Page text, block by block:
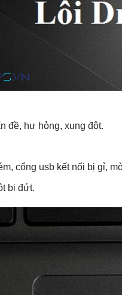
đề, hư hỏng, xung đột.
cổng usb kết nối bị gỉ,
bị đứt.